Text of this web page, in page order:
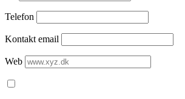
Telefon
Kontakt email
Web